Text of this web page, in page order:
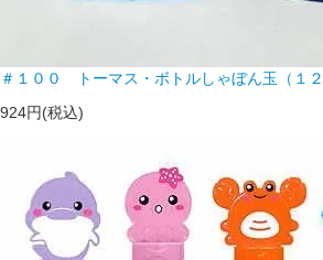
＃１００ トーマス・ボトルしゃぼん玉（１２
924円(税込)